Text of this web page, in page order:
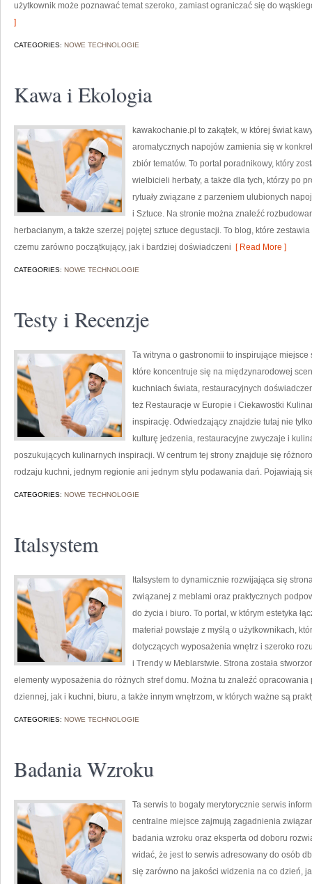
użytkownik może poznawać temat szeroko, zamiast ograniczać się do
]
CATEGORIES: NOWE TECHNOLOGIE
Kawa i Ekologia
kawakochanie.pl to zakątek, w której świat
aromatycznych napojów zamienia się w
zbiór tematów. To portal poradnikowy, który
wielbicieli herbaty, a także dla tych, którzy po
rytuały związane z parzeniem ulubionych
i Sztuce. Na stronie można znaleźć
herbacianym, a także szerzej pojętej sztuce degustacji. To blog, które
czemu zarówno początkujący, jak i bardziej doświadczeni [ Read More ]
CATEGORIES: NOWE TECHNOLOGIE
Testy i Recenzje
Ta witryna o gastronomii to inspirujące
które koncentruje się na międzynarodowej
kuchniach świata, restauracyjnych
też Restauracje w Europie i Ciekawostki
inspirację. Odwiedzający znajdzie tutaj nie
kulturę jedzenia, restauracyjne zwyczaje i
poszukujących kulinarnych inspiracji. W centrum tej strony znajduje się
rodzaju kuchni, jednym regionie ani jednym stylu podawania dań. Pojawiają
CATEGORIES: NOWE TECHNOLOGIE
Italsystem
Italsystem to dynamicznie rozwijająca się
związanej z meblami oraz praktycznych
do życia i biuro. To portal, w którym estetyka
materiał powstaje z myślą o użytkownikach,
dotyczących wyposażenia wnętrz i szeroko
i Trendy w Meblarstwie. Strona została
elementy wyposażenia do różnych stref domu. Można tu znaleźć
dziennej, jak i kuchni, biuru, a także innym wnętrzom, w których ważne są
CATEGORIES: NOWE TECHNOLOGIE
Badania Wzroku
Ta serwis to bogaty merytorycznie serwis
centralne miejsce zajmują zagadnienia
badania wzroku oraz eksperta od doboru
widać, że jest to serwis adresowany do osób
się zarówno na jakości widzenia na co dzień,